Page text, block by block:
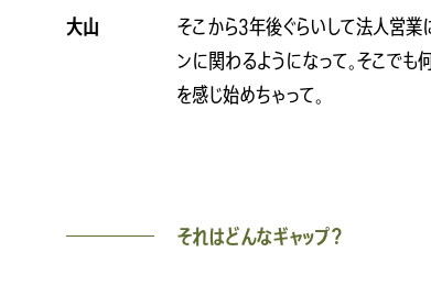
大山
そこから3年後ぐらいして法人営業
ンに関わるようになって。そこでも
を感じ始めちゃって。
それはどんなギャップ？